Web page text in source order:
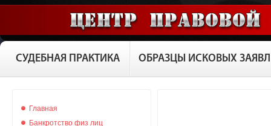
СУДЕБНАЯ ПРАКТИКА ОБРАЗЦЫ ИСКОВЫХ
Главная
Банкротство физ лиц